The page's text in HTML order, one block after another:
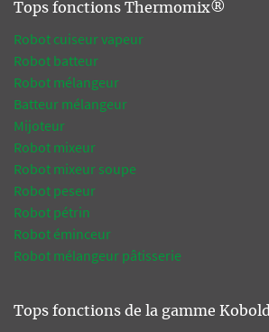
Tops fonctions Thermomix®
Robot cuiseur vapeur
Robot batteur
Robot mélangeur
Batteur mélangeur
Mijoteur
Robot mixeur
Robot mixeur soupe
Robot peseur
Robot pétrin
Robot éminceur
Robot mélangeur pâtisserie
Tops fonctions de la gamme Kobold